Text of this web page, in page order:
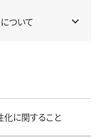
ついて
化に関すること